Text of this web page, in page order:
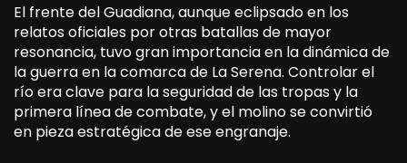
El frente del Guadiana, aunque eclipsado en los
relatos oficiales por otras batallas de mayor
resonancia, tuvo gran importancia en la dinámica de
la guerra en la comarca de La Serena. Controlar el
río era clave para la seguridad de las tropas y la
primera línea de combate, y el molino se convirtió
en pieza estratégica de ese engranaje.